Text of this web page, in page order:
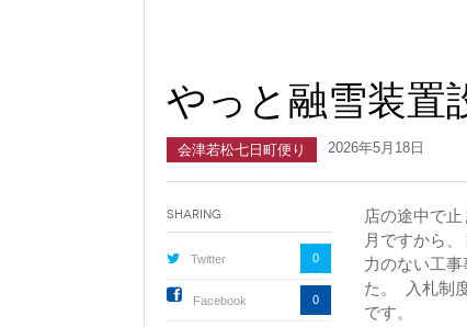
やっと融雪装置
会津若松七日町便り 2026年5月18日
店の途中で
月ですから
力のない工
た。 入札制
です。
Sharing
Twitter 0
Facebook 0